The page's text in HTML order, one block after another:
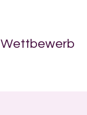
Wettbewerb